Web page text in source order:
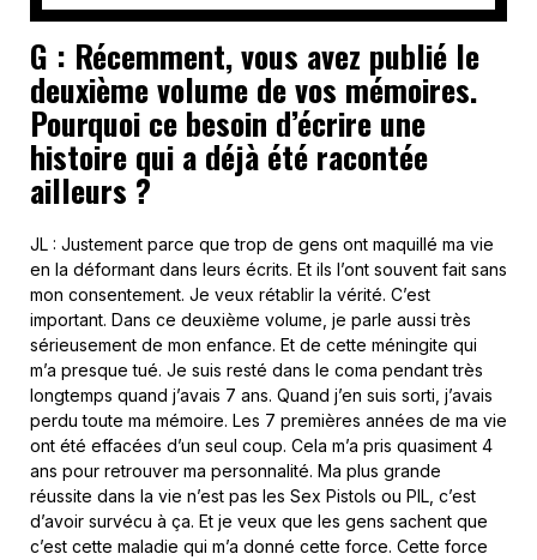
G : Récemment, vous avez publié le
deuxième volume de vos mémoires.
Pourquoi ce besoin d’écrire une
histoire qui a déjà été racontée
ailleurs ?
JL : Justement parce que trop de gens ont maquillé ma vie
en la déformant dans leurs écrits. Et ils l’ont souvent fait sans
mon consentement. Je veux rétablir la vérité. C’est
important. Dans ce deuxième volume, je parle aussi très
sérieusement de mon enfance. Et de cette méningite qui
m’a presque tué. Je suis resté dans le coma pendant très
longtemps quand j’avais 7 ans. Quand j’en suis sorti, j’avais
perdu toute ma mémoire. Les 7 premières années de ma vie
ont été effacées d’un seul coup. Cela m’a pris quasiment 4
ans pour retrouver ma personnalité. Ma plus grande
réussite dans la vie n’est pas les Sex Pistols ou PIL, c’est
d’avoir survécu à ça. Et je veux que les gens sachent que
c’est cette maladie qui m’a donné cette force. Cette force